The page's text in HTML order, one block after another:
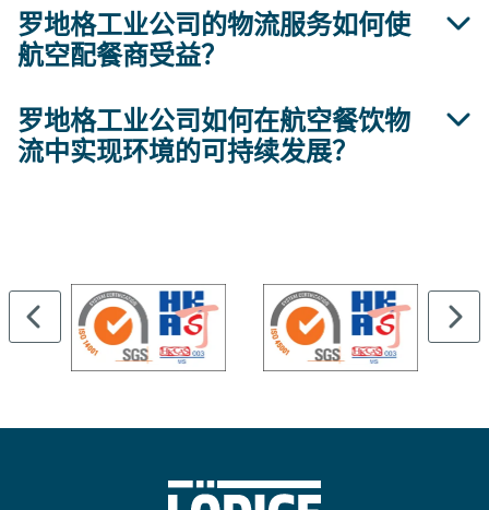
的质量控制。
罗地格工业公司提供广泛的空运货物处理解决方案
包括为租赁仓库配备可移动输送设备和全自动交钥匙
求。
罗地格工业公司的物流服务如何使
航空配餐商受益？
罗地格行业领先的航空餐饮物流服务为效率和空间优
化设定了标准。它可以方便地存取、运输和控制餐饮
罗地格工业公司如何在航空餐饮物
流中实现环境的可持续发展？
考虑环境责任，我们帮助客户在保持卓越运营的同时
实现可持续发展目标。